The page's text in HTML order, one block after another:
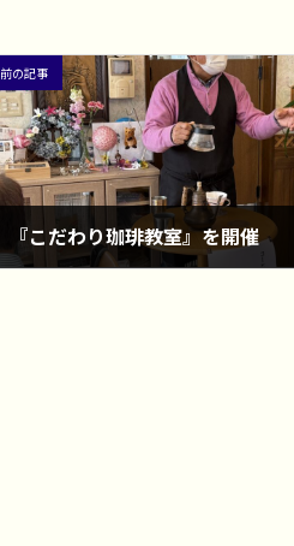
前の記事
『こだわり珈琲教室』を開催